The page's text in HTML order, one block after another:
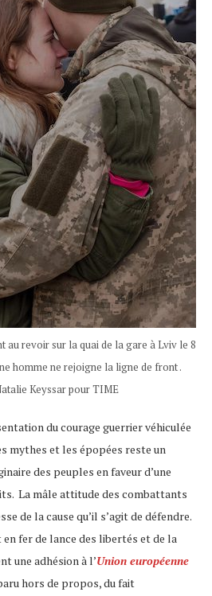
au revoir sur la quai de la gare à Lviv le 8
homme ne rejoigne la ligne de front .
Keyssar pour TIME
du courage guerrier véhiculée
mythes et les épopées reste un
des peuples en faveur d’une
La mâle attitude des combattants
de la cause qu’il s’agit de défendre.
en fer de lance des libertés et de la
une adhésion à l’Union européenne
hors de propos, du fait